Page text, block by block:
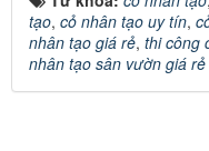
tạo, cỏ nhân tạo uy tín,
nhân tạo giá rẻ, thi công
nhân tạo sân vườn giá rẻ